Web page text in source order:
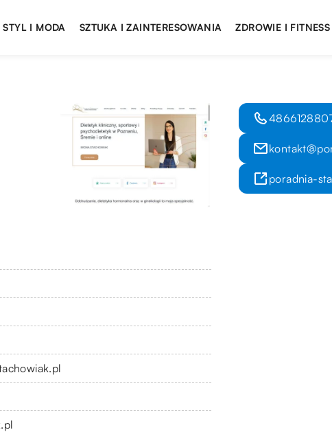
STYL I MODA SZTUKA I ZAINTERESOWANIA ZDROWIE I FITNESS
poradnia-